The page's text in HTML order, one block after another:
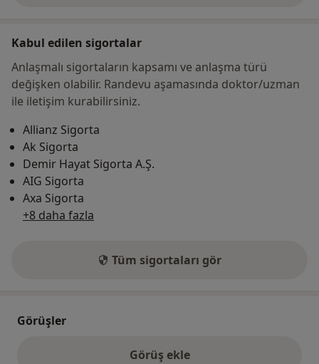
Kabul edilen sigortalar
Anlaşmalı sigortaların kapsamı ve anlaşma türü
değişken olabilir. Randevu aşamasında doktor/uzman
ile iletişim kurabilirsiniz.
Allianz Sigorta
Ak Sigorta
Demir Hayat Sigorta A.Ş.
AIG Sigorta
Axa Sigorta
+8 daha fazla
Tüm sigortaları gör
Görüşler
Görüş ekle